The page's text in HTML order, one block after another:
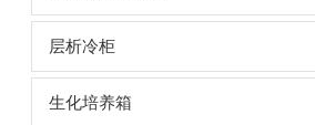
层析冷柜
生化培养箱